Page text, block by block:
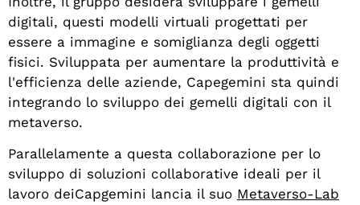
digitali, questi modelli virtuali progettati per
essere a immagine e somiglianza degli oggetti
fisici. Sviluppata per aumentare la produttività e
l'efficienza delle aziende, Capegemini sta quindi
integrando lo sviluppo dei gemelli digitali con il
metaverso.
Parallelamente a questa collaborazione per lo
sviluppo di soluzioni collaborative ideali per il
lavoro deiCapgemini lancia il suo Metaverso-Lab